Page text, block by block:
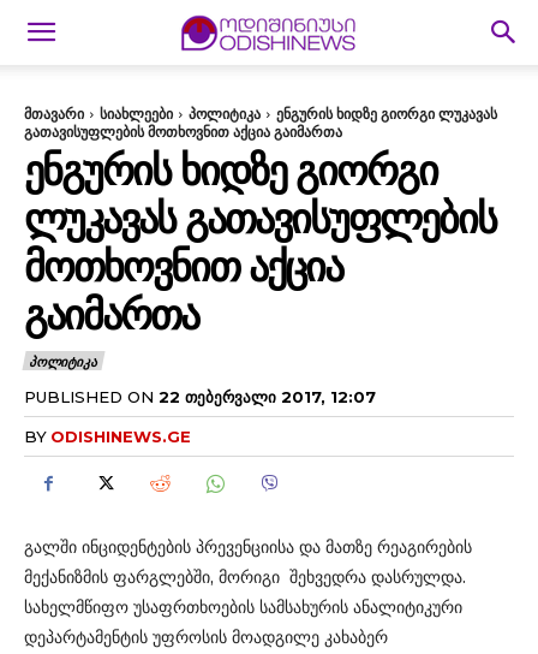
მთავარი სიახლეები პოლიტიკა
ენგურის ხიდზე გიორგი ლუკავას
გათავისუფლების მოთხოვნით აქცია გაიმართა
ᲔᲜᲒᲣᲠᲘᲡ ᲮᲘᲓᲖᲔ ᲒᲘᲝᲠᲒᲘ
ᲚᲣᲙᲐᲕᲐᲡ ᲒᲐᲗᲐᲕᲘᲡᲣᲤᲚᲔᲑᲘᲡ
ᲛᲝᲗᲮᲝᲕᲜᲘᲗ ᲐᲥᲪᲘᲐ
ᲒᲐᲘᲛᲐᲠᲗᲐ
ᲞᲝᲚᲘᲢᲘᲙᲐ
PUBLISHED ON 22 ᲗᲔᲑᲔᲠᲕᲐᲚᲘ 2017, 12:07
BY ODISHINEWS.GE
გალში ინციდენტების პრევენციისა და მათზე რეაგირების
მექანიზმის ფარგლებში, მორიგი შეხვედრა დასრულდა.
სახელმწიფო უსაფრთხოების სამსახურის ანალიტიკური
დეპარტამენტის უფროსის მოადგილე კახაბერ